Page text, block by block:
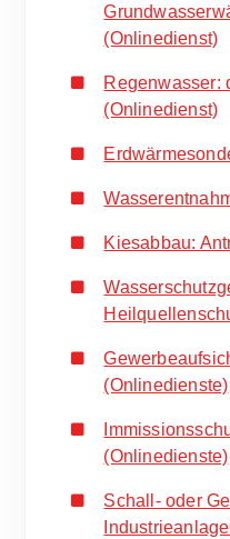
(Onlinedienst)
Regenwasser:
(Onlinedienst)
Kiesabbau:
(Onlinedienste)
(Onlinedienste)
Schall- oder